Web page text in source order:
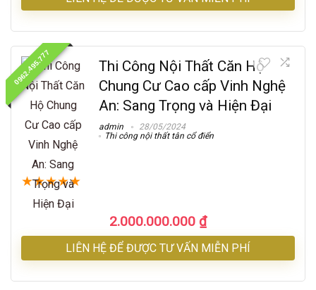
0962.495.777
Thi Công Nội Thất Căn Hộ
Chung Cư Cao cấp Vinh Nghệ
An: Sang Trọng và Hiện Đại
admin
28/05/2024
Thi công nội thất tân cổ điển
★★★★★
2.000.000.000 ₫
LIÊN HỆ ĐỂ ĐƯỢC TƯ VẤN MIỄN PHÍ